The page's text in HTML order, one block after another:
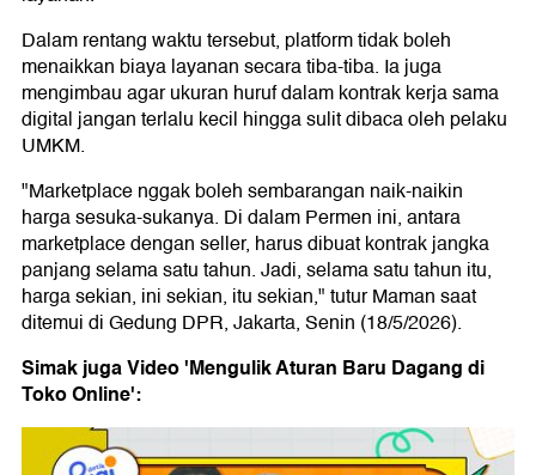
Dalam rentang waktu tersebut, platform tidak boleh
menaikkan biaya layanan secara tiba-tiba. Ia juga
mengimbau agar ukuran huruf dalam kontrak kerja sama
digital jangan terlalu kecil hingga sulit dibaca oleh pelaku
UMKM.
"Marketplace nggak boleh sembarangan naik-naikin
harga sesuka-sukanya. Di dalam Permen ini, antara
marketplace dengan seller, harus dibuat kontrak jangka
panjang selama satu tahun. Jadi, selama satu tahun itu,
harga sekian, ini sekian, itu sekian," tutur Maman saat
ditemui di Gedung DPR, Jakarta, Senin (18/5/2026).
Simak juga Video 'Mengulik Aturan Baru Dagang di
Toko Online':